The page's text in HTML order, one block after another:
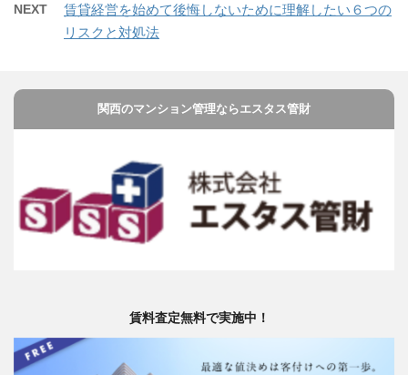
NEXT
賃貸経営を始めて後悔しないために理解したい６つの
リスクと対処法
関西のマンション管理ならエスタス管財
賃料査定無料で実施中！